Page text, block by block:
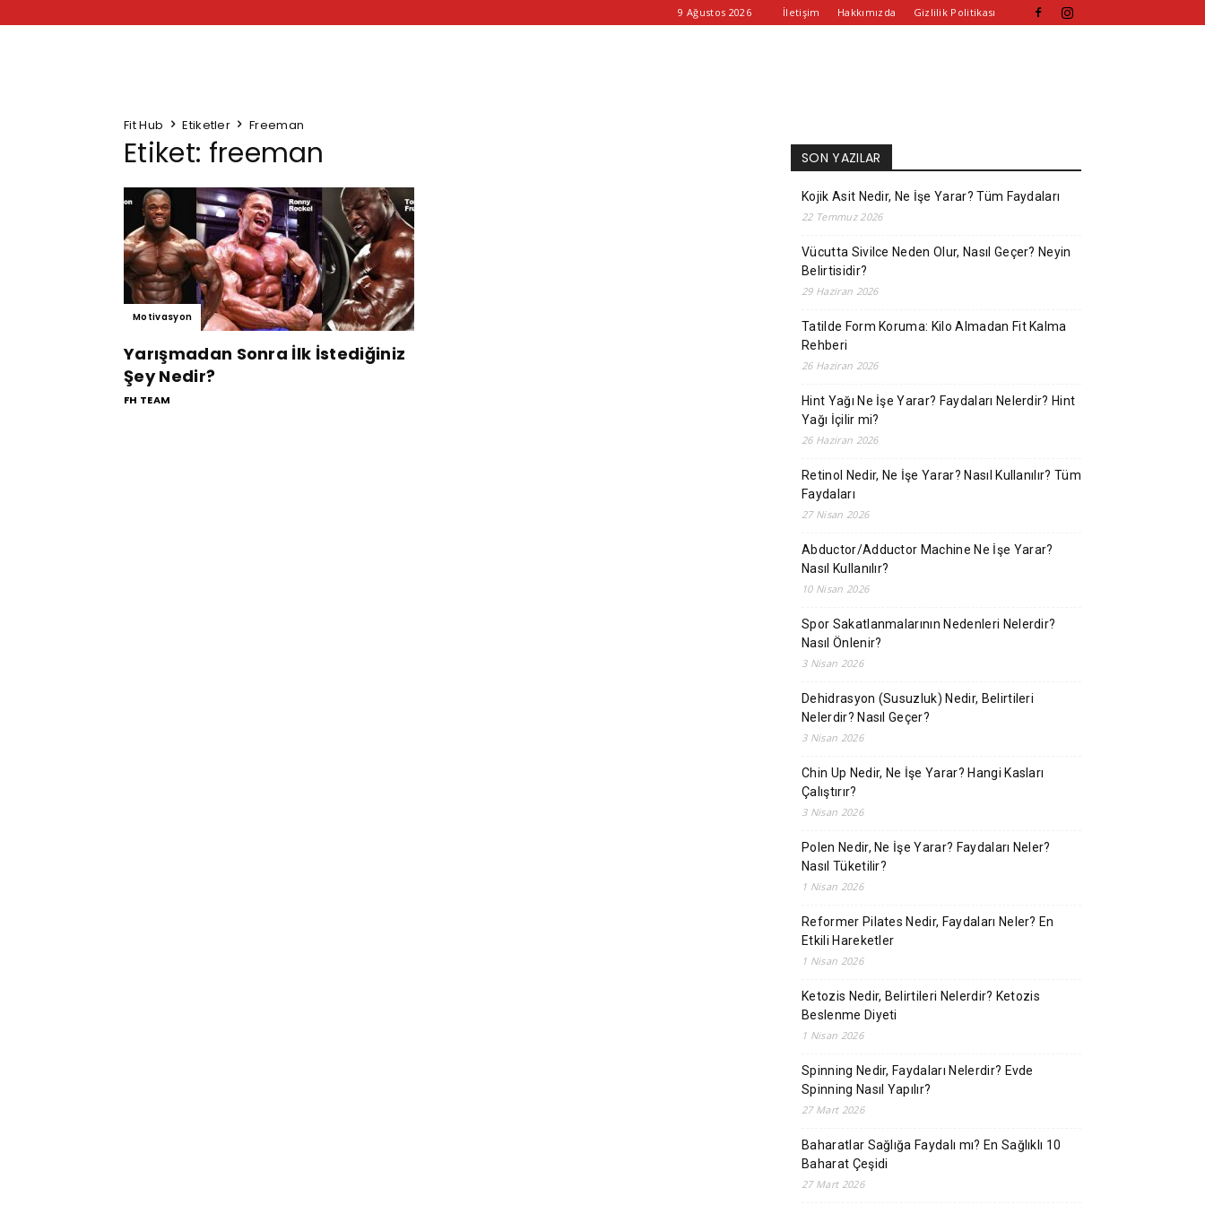
9 Ağustos 2026 İletişim Hakkımızda Gizlilik Politikası
Fit Hub Etiketler Freeman
Etiket: freeman
Motivasyon
Yarışmadan Sonra İlk İstediğiniz
Şey Nedir?
FH TEAM
SON YAZILAR
Kojik Asit Nedir, Ne İşe Yarar? Tüm Faydaları
22 Temmuz 2026
Vücutta Sivilce Neden Olur, Nasıl Geçer? Neyin
Belirtisidir?
29 Haziran 2026
Tatilde Form Koruma: Kilo Almadan Fit Kalma
Rehberi
26 Haziran 2026
Hint Yağı Ne İşe Yarar? Faydaları Nelerdir? Hint
Yağı İçilir mi?
26 Haziran 2026
Retinol Nedir, Ne İşe Yarar? Nasıl Kullanılır? Tüm
Faydaları
27 Nisan 2026
Abductor/Adductor Machine Ne İşe Yarar?
Nasıl Kullanılır?
10 Nisan 2026
Spor Sakatlanmalarının Nedenleri Nelerdir?
Nasıl Önlenir?
3 Nisan 2026
Dehidrasyon (Susuzluk) Nedir, Belirtileri
Nelerdir? Nasıl Geçer?
3 Nisan 2026
Chin Up Nedir, Ne İşe Yarar? Hangi Kasları
Çalıştırır?
3 Nisan 2026
Polen Nedir, Ne İşe Yarar? Faydaları Neler?
Nasıl Tüketilir?
1 Nisan 2026
Reformer Pilates Nedir, Faydaları Neler? En
Etkili Hareketler
1 Nisan 2026
Ketozis Nedir, Belirtileri Nelerdir? Ketozis
Beslenme Diyeti
1 Nisan 2026
Spinning Nedir, Faydaları Nelerdir? Evde
Spinning Nasıl Yapılır?
27 Mart 2026
Baharatlar Sağlığa Faydalı mı? En Sağlıklı 10
Baharat Çeşidi
27 Mart 2026